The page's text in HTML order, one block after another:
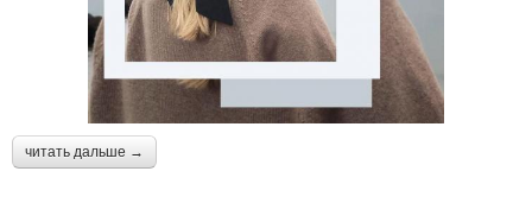
читать дальше →